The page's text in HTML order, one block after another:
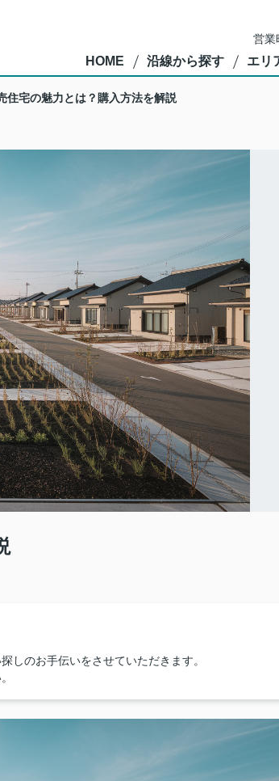
営
HOME 沿線から探す エリ
住宅の魅力とは？購入方法を解説
しのお手伝いをさせていただきます。